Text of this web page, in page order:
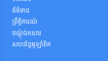
ព័ត៌មាន
ព្រឹត្តិការណ៍
បណ្តុំឯកសារ
សហព័ន្ធអូឡាំពិក